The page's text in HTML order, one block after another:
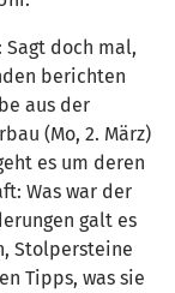
doch mal,
berichten
aus der
(Mo, 2. März)
es um deren
Was war der
galt es
Stolpersteine
Tipps, was sie